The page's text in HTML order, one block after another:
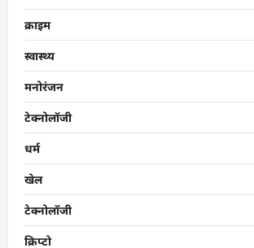
क्राइम
स्वास्थ्य
मनोरंजन
टेक्नोलॉजी
धर्म
खेल
टेक्नोलॉजी
क्रिप्टो